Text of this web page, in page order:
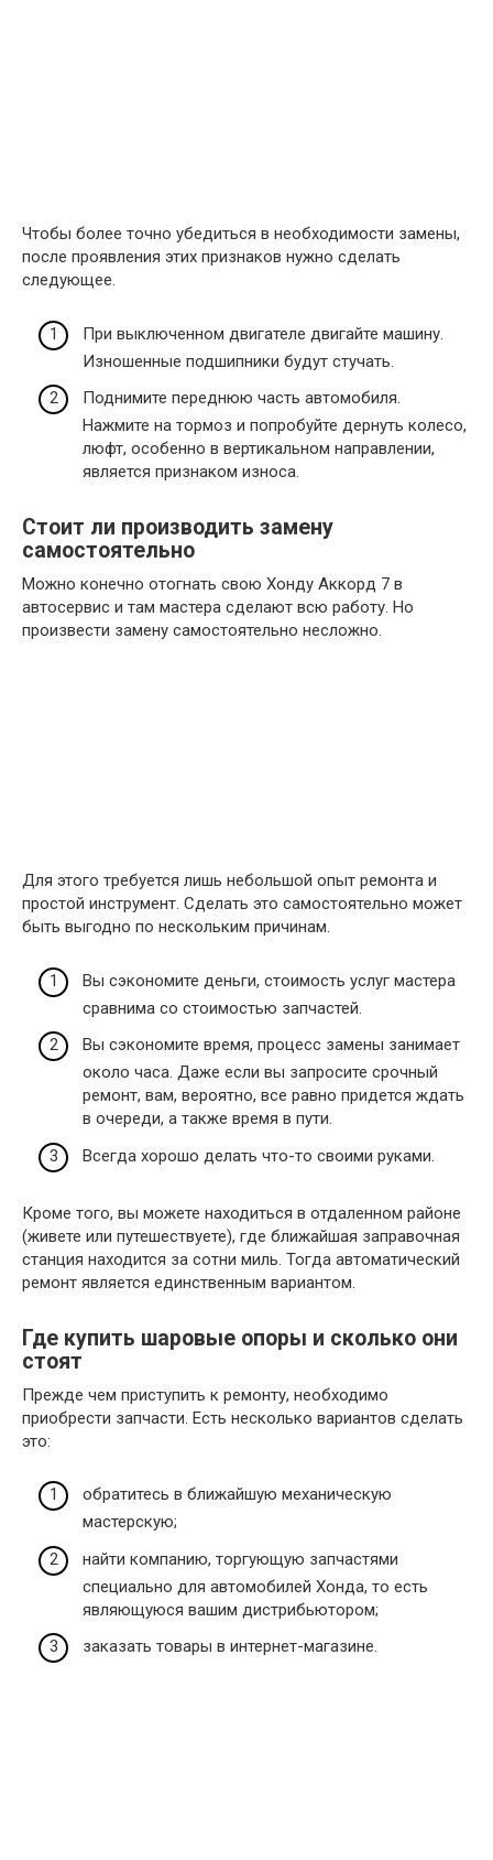
Чтобы более точно убедиться в необходимости замены,
после проявления этих признаков нужно сделать
следующее.
При выключенном двигателе двигайте машину.
Изношенные подшипники будут стучать.
Поднимите переднюю часть автомобиля.
Нажмите на тормоз и попробуйте дернуть колесо,
люфт, особенно в вертикальном направлении,
является признаком износа.
Стоит ли производить замену
самостоятельно
Можно конечно отогнать свою Хонду Аккорд 7 в
автосервис и там мастера сделают всю работу. Но
произвести замену самостоятельно несложно.
Для этого требуется лишь небольшой опыт ремонта и
простой инструмент. Сделать это самостоятельно может
быть выгодно по нескольким причинам.
Вы сэкономите деньги, стоимость услуг мастера
сравнима со стоимостью запчастей.
Вы сэкономите время, процесс замены занимает
около часа. Даже если вы запросите срочный
ремонт, вам, вероятно, все равно придется ждать
в очереди, а также время в пути.
Всегда хорошо делать что-то своими руками.
Кроме того, вы можете находиться в отдаленном районе
(живете или путешествуете), где ближайшая заправочная
станция находится за сотни миль. Тогда автоматический
ремонт является единственным вариантом.
Где купить шаровые опоры и сколько они
стоят
Прежде чем приступить к ремонту, необходимо
приобрести запчасти. Есть несколько вариантов сделать
это:
обратитесь в ближайшую механическую
мастерскую;
найти компанию, торгующую запчастями
специально для автомобилей Хонда, то есть
являющуюся вашим дистрибьютором;
заказать товары в интернет-магазине.